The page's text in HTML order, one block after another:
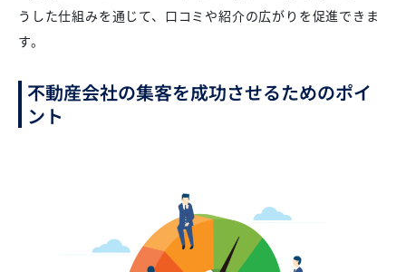
うした仕組みを通じて、口コミや紹介の広がりを促進できま
す。
不動産会社の集客を成功させるためのポイ
ント